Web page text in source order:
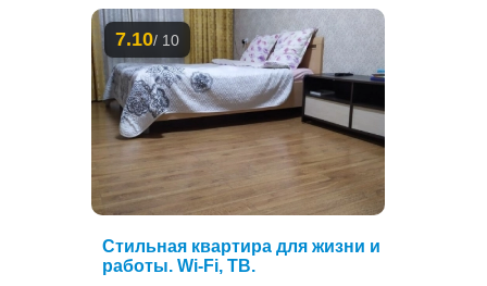
7.10/ 10
Стильная квартира для жизни и
работы. Wi-Fi, ТВ.